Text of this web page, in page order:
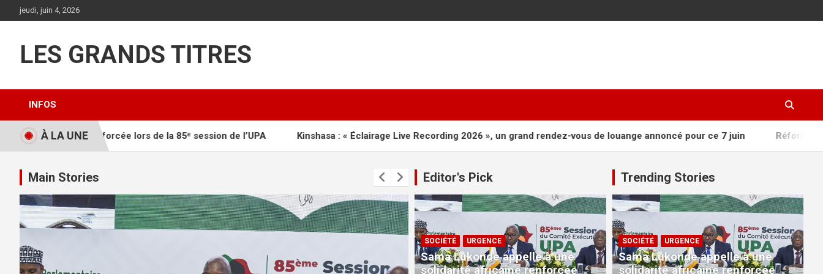
au
jeudi, juin 4, 2026
LES GRANDS TITRES
INFOS
À LA UNE
lors de la 85ᵉ session de l’UPA Kinshasa : « Éclairage Live Recording 2026 », un grand rendez-vous de louange annoncé pour ce 7 juin Réforme constitutionnelle :
Main Stories Editor's Pick
SOCIÉTÉ URGENCE
Sama Lukonde appelle à une
solidarité africaine renforcée
Trending Stories
SOCIÉTÉ URGENCE
Sama Lukonde appelle à une
solidarité africaine renforcée